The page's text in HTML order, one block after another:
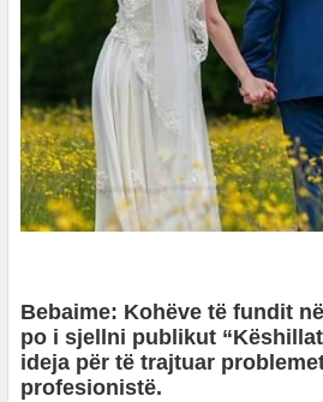
Bebaime: Kohëve të fundit
po i sjellni publikut
ideja për të trajtuar
profesionistë.